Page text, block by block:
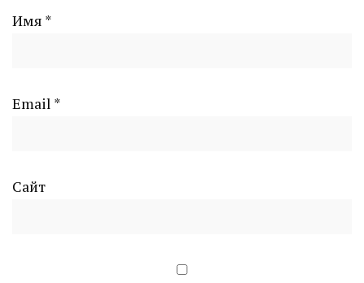
Имя *
Email *
Сайт